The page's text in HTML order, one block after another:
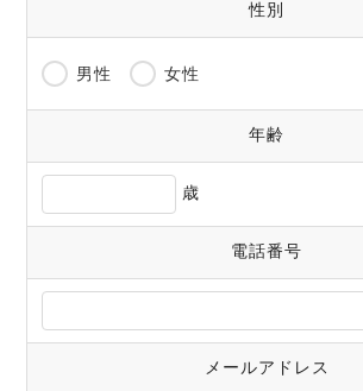
性別
男性 女性
年齢
歳
電話番号
メールアドレス